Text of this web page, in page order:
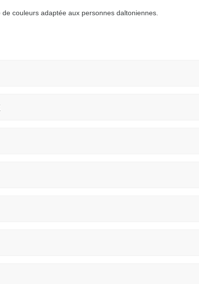
couleurs adaptée aux personnes daltoniennes.